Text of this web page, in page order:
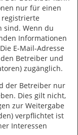
nur für einen
registrierte
sind. Wenn du
Informationen
E-Mail-Adresse
Betreiber und
zugänglich.
der Betreiber nur
Dies gilt nicht,
zur Weitergabe
verpflichtet ist
Interessen